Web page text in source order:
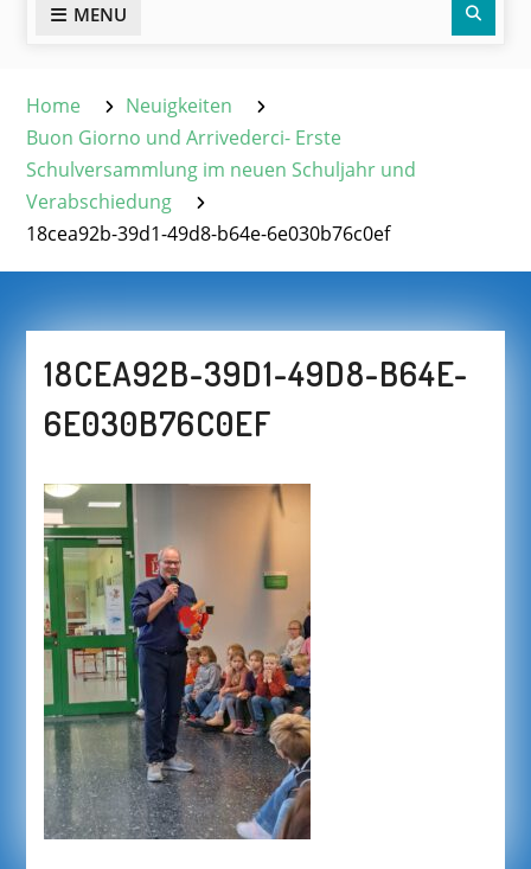
MENU
Home
Neuigkeiten
Buon Giorno und Arrivederci- Erste
Schulversammlung im neuen Schuljahr und
Verabschiedung
18cea92b-39d1-49d8-b64e-6e030b76c0ef
18CEA92B-39D1-49D8-B64E-
6E030B76C0EF